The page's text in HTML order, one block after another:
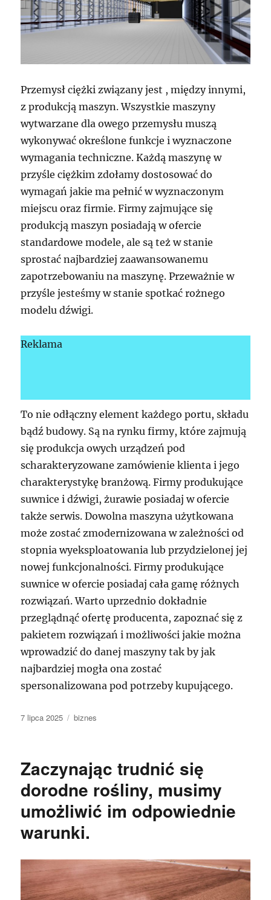
Przemysł ciężki związany jest , między innymi,
z produkcją maszyn. Wszystkie maszyny
wytwarzane dla owego przemysłu muszą
wykonywać określone funkcje i wyznaczone
wymagania techniczne. Każdą maszynę w
przyśle ciężkim zdołamy dostosować do
wymagań jakie ma pełnić w wyznaczonym
miejscu oraz firmie. Firmy zajmujące się
produkcją maszyn posiadają w ofercie
standardowe modele, ale są też w stanie
sprostać najbardziej zaawansowanemu
zapotrzebowaniu na maszynę. Przeważnie w
przyśle jesteśmy w stanie spotkać rożnego
modelu dźwigi.
Reklama
To nie odłączny element każdego portu, składu
bądź budowy. Są na rynku firmy, które zajmują
się produkcja owych urządzeń pod
scharakteryzowane zamówienie klienta i jego
charakterystykę branżową. Firmy produkujące
suwnice i dźwigi, żurawie posiadaj w ofercie
także serwis. Dowolna maszyna użytkowana
może zostać zmodernizowana w zależności od
stopnia wyeksploatowania lub przydzielonej jej
nowej funkcjonalności. Firmy produkujące
suwnice w ofercie posiadaj cała gamę różnych
rozwiązań. Warto uprzednio dokładnie
przeglądnąć ofertę producenta, zapoznać się z
pakietem rozwiązań i możliwości jakie można
wprowadzić do danej maszyny tak by jak
najbardziej mogła ona zostać
spersonalizowana pod potrzeby kupującego.
Data
7 lipca 2025 Kategorie
biznes
Zaczynając trudnić się
dorodne rośliny, musimy
umożliwić im odpowiednie
warunki.